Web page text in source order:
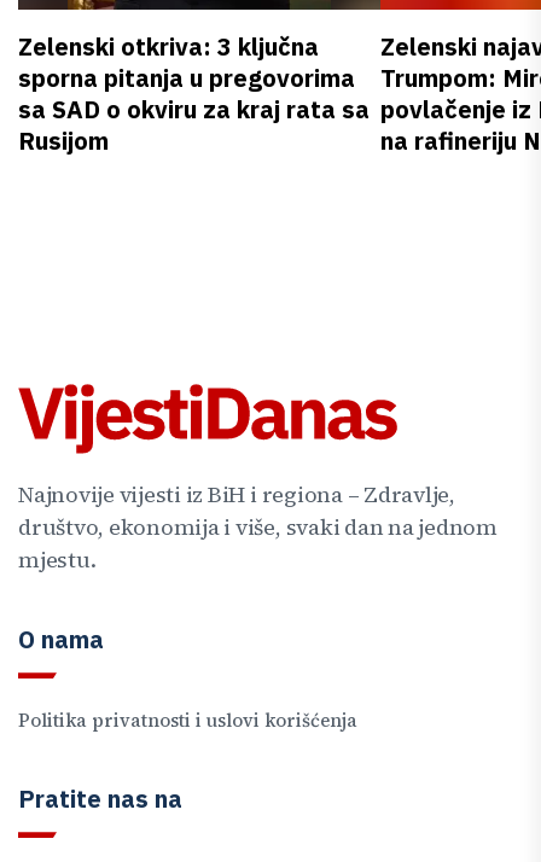
Zelenski otkriva: 3 ključna
sporna pitanja u pregovorima
sa SAD o okviru za kraj rata sa
Rusijom
Zelenski
Trumpom:
povlačenje iz
na rafineriju
Najnovije vijesti iz BiH i regiona – Zdravlje,
društvo, ekonomija i više, svaki dan na jednom
mjestu.
O nama
Politika privatnosti i uslovi korišćenja
Pratite nas na